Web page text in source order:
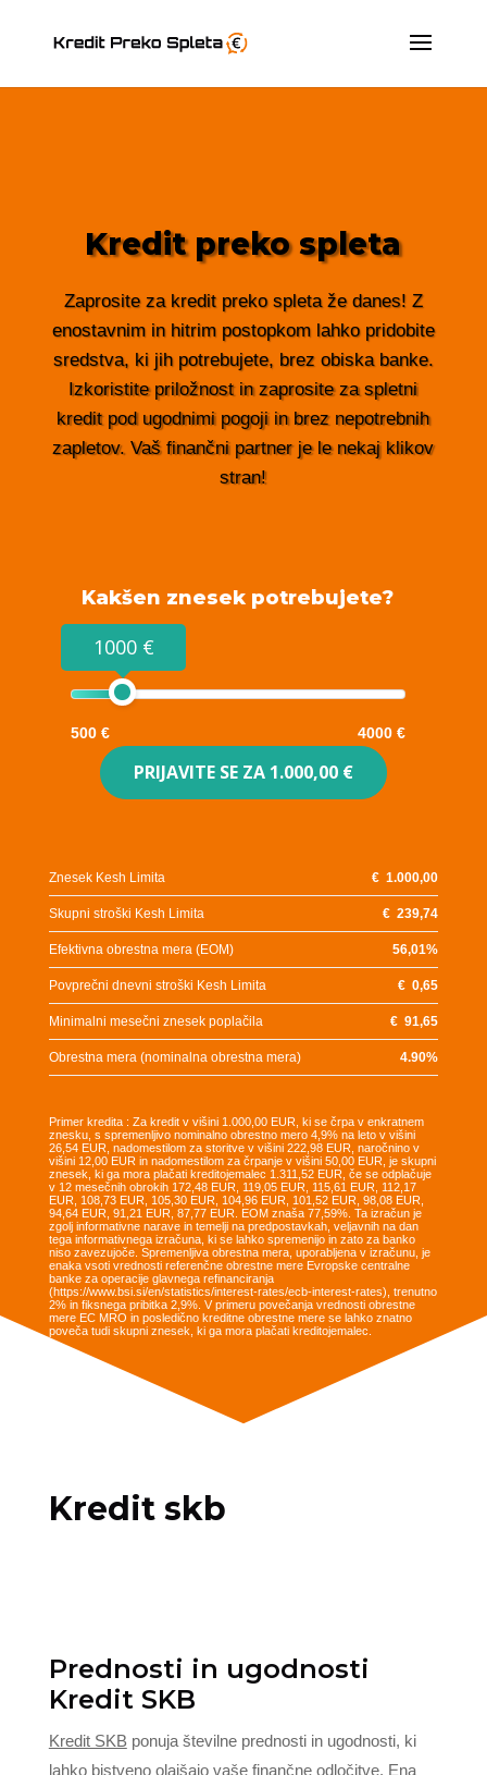
Kredit preko spleta
Zaprosite za kredit preko spleta že danes! Z
enostavnim in hitrim postopkom lahko pridobite
sredstva, ki jih potrebujete, brez obiska banke.
Izkoristite priložnost in zaprosite za spletni
kredit pod ugodnimi pogoji in brez nepotrebnih
zapletov. Vaš finančni partner je le nekaj klikov
stran!
Kakšen znesek potrebujete?
1000 €
500 € 4000 €
PRIJAVITE SE ZA 1.000,00 €
Znesek Kesh Limita €1.000,00
Skupni stroški Kesh Limita €239,74
Efektivna obrestna mera (EOM) 56,01%
Povprečni dnevni stroški Kesh Limita €0,65
Minimalni mesečni znesek poplačila €91,65
Obrestna mera (nominalna obrestna mera) 4.90%
Primer kredita : Za kredit v višini 1.000,00 EUR, ki se črpa v enkratnem
znesku, s spremenljivo nominalno obrestno mero 4,9% na leto v višini
26,54 EUR, nadomestilom za storitve v višini 222,98 EUR, naročnino v
višini 12,00 EUR in nadomestilom za črpanje v višini 50,00 EUR, je skupni
znesek, ki ga mora plačati kreditojemalec 1.311,52 EUR, če se odplačuje
v 12 mesečnih obrokih 172,48 EUR, 119,05 EUR, 115,61 EUR, 112,17
EUR, 108,73 EUR, 105,30 EUR, 104,96 EUR, 101,52 EUR, 98,08 EUR,
94,64 EUR, 91,21 EUR, 87,77 EUR. EOM znaša 77,59%. Ta izračun je
zgolj informativne narave in temelji na predpostavkah, veljavnih na dan
tega informativnega izračuna, ki se lahko spremenijo in zato za banko
niso zavezujoče. Spremenljiva obrestna mera, uporabljena v izračunu, je
enaka vsoti vrednosti referenčne obrestne mere Evropske centralne
banke za operacije glavnega refinanciranja
(https://www.bsi.si/en/statistics/interest-rates/ecb-interest-rates), trenutno
2% in fiksnega pribitka 2,9%. V primeru povečanja vrednosti obrestne
mere EC MRO in posledično kreditne obrestne mere se lahko znatno
poveča tudi skupni znesek, ki ga mora plačati kreditojemalec.
Kredit skb
Prednosti in ugodnosti
Kredit SKB
Kredit SKB ponuja številne prednosti in ugodnosti, ki
lahko bistveno olajšajo vaše finančne odločitve. Ena